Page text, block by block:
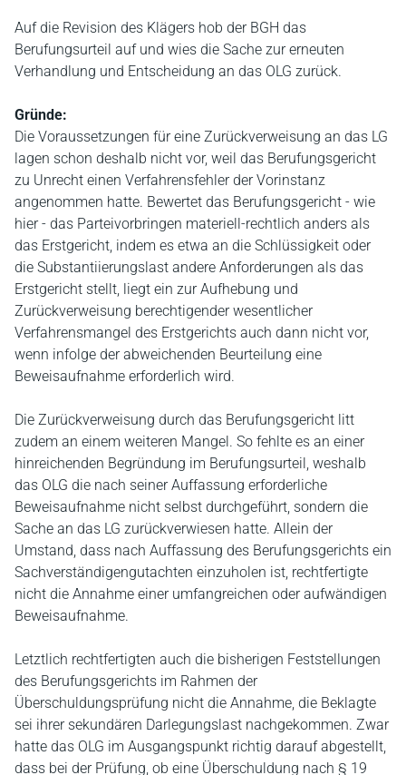
Auf die Revision des Klägers hob der BGH das
Berufungsurteil auf und wies die Sache zur erneuten
Verhandlung und Entscheidung an das OLG zurück.
Gründe:
Die Voraussetzungen für eine Zurückverweisung an das LG
lagen schon deshalb nicht vor, weil das Berufungsgericht
zu Unrecht einen Verfahrensfehler der Vorinstanz
angenommen hatte. Bewertet das Berufungsgericht - wie
hier - das Parteivorbringen materiell-rechtlich anders als
das Erstgericht, indem es etwa an die Schlüssigkeit oder
die Substantiierungslast andere Anforderungen als das
Erstgericht stellt, liegt ein zur Aufhebung und
Zurückverweisung berechtigender wesentlicher
Verfahrensmangel des Erstgerichts auch dann nicht vor,
wenn infolge der abweichenden Beurteilung eine
Beweisaufnahme erforderlich wird.
Die Zurückverweisung durch das Berufungsgericht litt
zudem an einem weiteren Mangel. So fehlte es an einer
hinreichenden Begründung im Berufungsurteil, weshalb
das OLG die nach seiner Auffassung erforderliche
Beweisaufnahme nicht selbst durchgeführt, sondern die
Sache an das LG zurückverwiesen hatte. Allein der
Umstand, dass nach Auffassung des Berufungsgerichts ein
Sachverständigengutachten einzuholen ist, rechtfertigte
nicht die Annahme einer umfangreichen oder aufwändigen
Beweisaufnahme.
Letztlich rechtfertigten auch die bisherigen Feststellungen
des Berufungsgerichts im Rahmen der
Überschuldungsprüfung nicht die Annahme, die Beklagte
sei ihrer sekundären Darlegungslast nachgekommen. Zwar
hatte das OLG im Ausgangspunkt richtig darauf abgestellt,
dass bei der Prüfung, ob eine Überschuldung nach § 19